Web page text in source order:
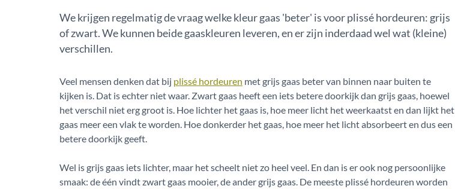
We krijgen regelmatig de vraag welke kleur gaas 'beter' is voor plissé hordeuren: grijs
of zwart. We kunnen beide gaaskleuren leveren, en er zijn inderdaad wel wat (kleine)
verschillen.
Veel mensen denken dat bij plissé hordeuren met grijs gaas beter van binnen naar buiten te
kijken is. Dat is echter niet waar. Zwart gaas heeft een iets betere doorkijk dan grijs gaas, hoewel
het verschil niet erg groot is. Hoe lichter het gaas is, hoe meer licht het weerkaatst en dan lijkt het
gaas meer een vlak te worden. Hoe donkerder het gaas, hoe meer het licht absorbeert en dus een
betere doorkijk geeft.
Wel is grijs gaas iets lichter, maar het scheelt niet zo heel veel. En dan is er ook nog persoonlijke
smaak: de één vindt zwart gaas mooier, de ander grijs gaas. De meeste plissé hordeuren worden